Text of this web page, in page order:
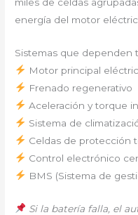
energía del motor
Sistemas que dependen
Motor principal
Frenado regenerativo
Aceleración y torque
Sistema de
Celdas de protección
Control electrónico
BMS (Sistema de
Si la batería falla, el